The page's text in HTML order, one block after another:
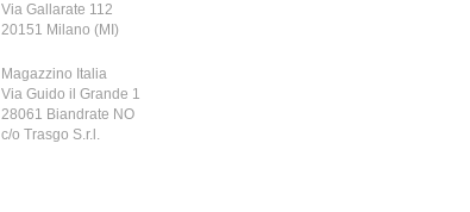
Via Gallarate 112
20151 Milano (MI)
Magazzino Italia
Via Guido il Grande 1
28061 Biandrate NO
c/o Trasgo S.r.l.